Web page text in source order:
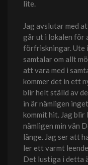
lite.
Jag avslutar med
går ut i lokalen för
förfriskningar. Ute
samtalar om allt
att vara med i
kommer det in ett
blir helt ställd av
in är nämligen
kommit hit. Jag
nämligen min vän
länge. Jag ser att
ler ett varmt
Det lustiga i detta